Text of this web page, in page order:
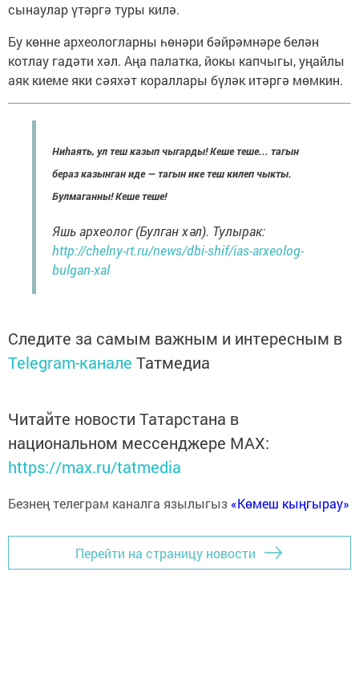
сынаулар үтәргә туры килә.
Бу көнне археологларны һөнәри бәйрәмнәре белән
котлау гадәти хәл. Аңа палатка, йокы капчыгы, уңайлы
аяк киеме яки сәяхәт кораллары бүләк итәргә мөмкин.
Ниһаять, ул теш казып чыгарды! Кеше теше... тагын
бераз казынган иде — тагын ике теш килеп чыкты.
Булмаганны! Кеше теше!
Яшь археолог (Булган хәл). Тулырак:
http://chelny-rt.ru/news/dbi-shif/ias-arxeolog-
bulgan-xal
Следите за самым важным и интересным в
Telegram-канале Татмедиа
Читайте новости Татарстана в
национальном мессенджере MАХ:
https://max.ru/tatmedia
Безнең телеграм каналга язылыгыз «Көмеш кыңгырау»
Перейти на страницу новости